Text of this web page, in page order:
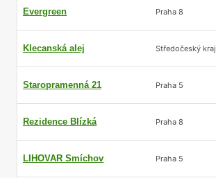
Evergreen Praha 8
Klecanská alej Středočeský kraj
Staropramenná 21 Praha 5
Rezidence Blízká Praha 8
LIHOVAR Smíchov Praha 5